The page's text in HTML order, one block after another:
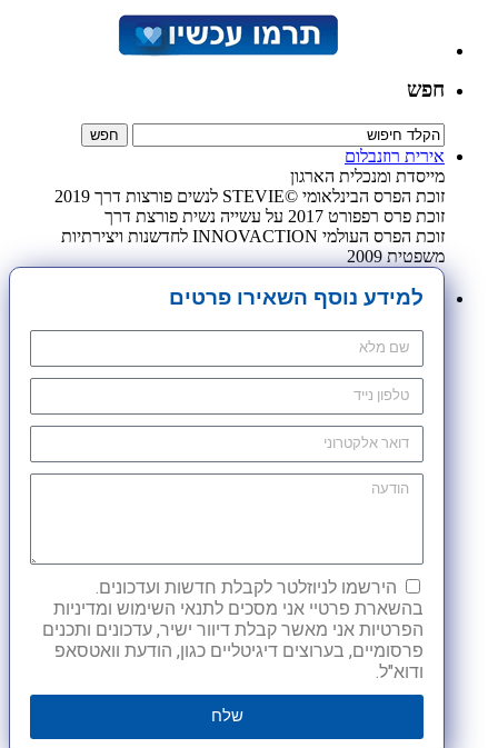
חפש
אירית רוזנבלום
מייסדת ומנכלית הארגון
זוכת הפרס הבינלאומי ©STEVIE לנשים פורצות דרך 2019
זוכת פרס רפפורט 2017 על עשייה נשית פורצת דרך
זוכת הפרס העולמי INNOVACTION לחדשנות ויצירתיות
משפטית 2009
למידע נוסף השאירו פרטים
הירשמו לניוזלטר לקבלת חדשות ועדכונים.
בהשארת פרטיי אני מסכים לתנאי השימוש ומדיניות
הפרטיות אני מאשר קבלת דיוור ישיר, עדכונים ותכנים
פרסומיים, בערוצים דיגיטליים כגון, הודעת וואטסאפ
ודוא"ל.
שלח